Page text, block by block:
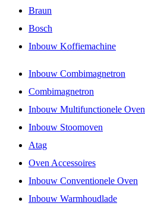
Braun
Bosch
Inbouw Koffiemachine
Inbouw Combimagnetron
Combimagnetron
Inbouw Multifunctionele Oven
Inbouw Stoomoven
Atag
Oven Accessoires
Inbouw Conventionele Oven
Inbouw Warmhoudlade